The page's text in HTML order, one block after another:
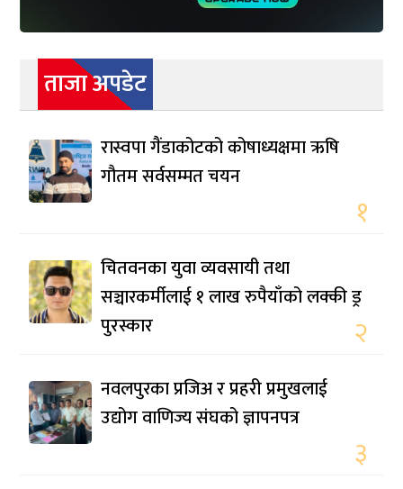
ताजा अपडेट
रास्वपा गैंडाकोटको कोषाध्यक्षमा ऋषि
गौतम सर्वसम्मत चयन
१
चितवनका युवा व्यवसायी तथा
सञ्चारकर्मीलाई १ लाख रुपैयाँको लक्की ड्र
पुरस्कार
२
नवलपुरका प्रजिअ र प्रहरी प्रमुखलाई
उद्योग वाणिज्य संघको ज्ञापनपत्र
३